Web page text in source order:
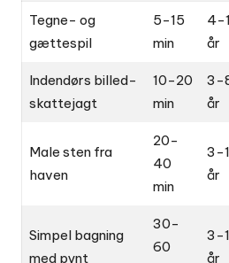
Tegne- og
gættespil
5-15
min
4-
år
Indendørs billed-
skattejagt
10-20
min
3-
år
Male sten fra
haven
20-
40
min
3-
år
Simpel bagning
med pynt
30-
60
3-
år